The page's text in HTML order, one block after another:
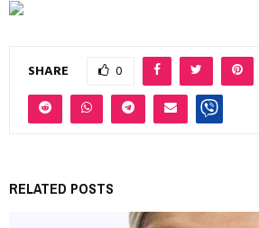
SHARE 0
RELATED POSTS